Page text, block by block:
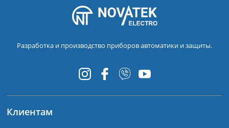
Разработка и производство приборов автоматики и защиты.
Клиентам